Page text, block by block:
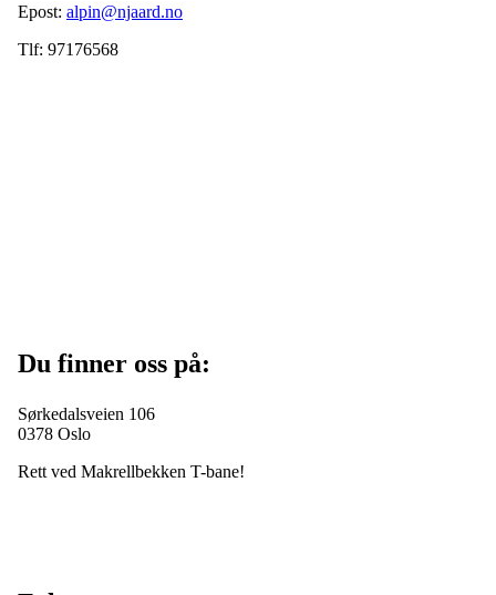
Epost: alpin@njaard.no
Tlf: 97176568
Du finner oss på:
Sørkedalsveien 106
0378 Oslo
Rett ved Makrellbekken T-bane!